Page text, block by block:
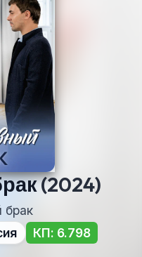
(2024)
брак
КП: 6.798